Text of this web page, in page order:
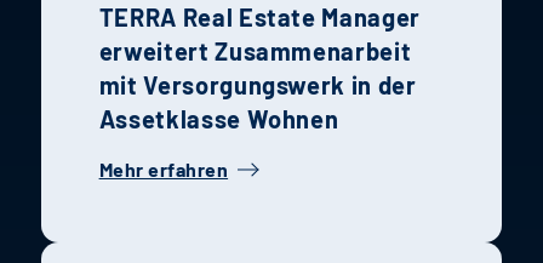
TERRA Real Estate Manager
erweitert Zusammenarbeit
mit Versorgungswerk in der
Assetklasse Wohnen
Mehr erfahren